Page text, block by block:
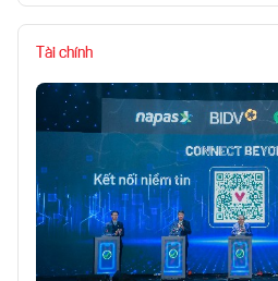
Tài chính